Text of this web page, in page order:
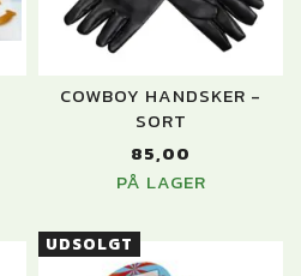
COWBOY HANDSKER -
SORT
85,00
PÅ LAGER
UDSOLGT